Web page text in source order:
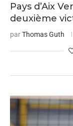
Pays d’Aix
deuxième
parThomas Guth